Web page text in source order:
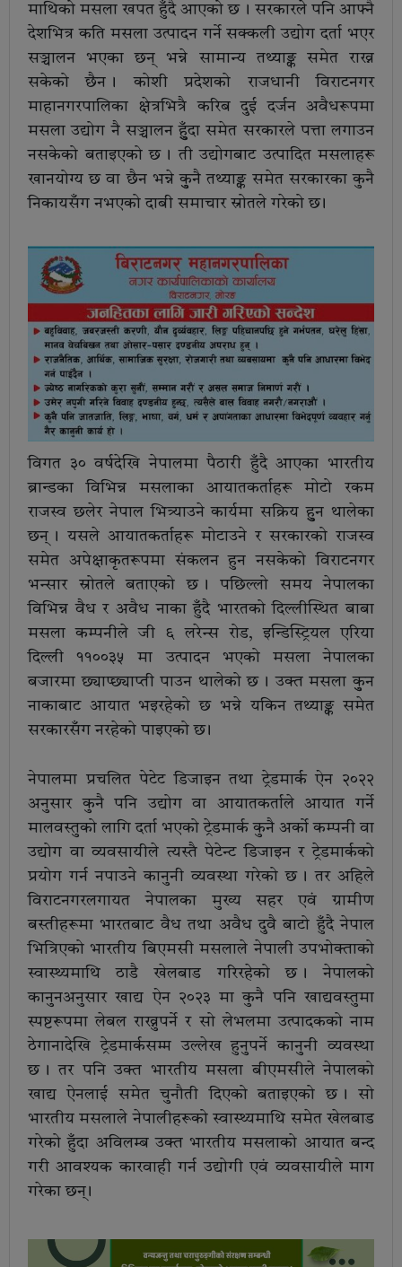
माथिको मसला खपत हुँदै आएको छ । सरकारले पनि आफ्नै
देशभित्र कति मसला उत्पादन गर्ने सक्कली उद्योग दर्ता भएर
सञ्चालन भएका छन् भन्ने सामान्य तथ्याङ्क समेत राख्न
सकेको छैन । कोशी प्रदेशको राजधानी विराटनगर
माहानगरपालिका क्षेत्रभित्रै करिब दुई दर्जन अवैधरूपमा
मसला उद्योग नै सञ्चालन हुुँदा समेत सरकारले पत्ता लगाउन
नसकेको बताइएको छ । ती उद्योगबाट उत्पादित मसलाहरू
खानयोग्य छ वा छैन भन्ने कुुनै तथ्याङ्क समेत सरकारका कुनै
निकायसँग नभएको दाबी समाचार स्रोतले गरेको छ ।
विगत ३० वर्षदेखि नेपालमा पैठारी हुँदै आएका भारतीय
ब्रान्डका विभिन्न मसलाका आयातकर्ताहरू मोटो रकम
राजस्व छलेर नेपाल भित्र्याउने कार्यमा सक्रिय हुुन थालेका
छन् । यसले आयातकर्ताहरू मोटाउने र सरकारको राजस्व
समेत अपेक्षाकृतरूपमा संकलन हुन नसकेको विराटनगर
भन्सार स्रोतले बताएको छ । पछिल्लो समय नेपालका
विभिन्न वैध र अवैध नाका हुँदै भारतको दिल्लीस्थित बाबा
मसला कम्पनीले जी ६ लरेन्स रोड, इन्डिस्ट्रियल एरिया
दिल्ली ११००३५ मा उत्पादन भएको मसला नेपालका
बजारमा छ्याप्छ्याप्ती पाउन थालेको छ । उक्त मसला कुुन
नाकाबाट आयात भइरहेको छ भन्ने यकिन तथ्याङ्क समेत
सरकारसँग नरहेको पाइएको छ ।
नेपालमा प्रचलित पेटेट डिजाइन तथा ट्रेडमार्क ऐन २०२२
अनुसार कुनै पनि उद्योग वा आयातकर्ताले आयात गर्ने
मालवस्तुको लागि दर्ता भएको ट्रेडमार्क कुनै अर्काे कम्पनी वा
उद्योग वा व्यवसायीले त्यस्तै पेटेन्ट डिजाइन र ट्रेडमार्कको
प्रयोग गर्न नपाउने कानुनी व्यवस्था गरेको छ । तर अहिले
विराटनगरलगायत नेपालका मुख्य सहर एवं ग्रामीण
बस्तीहरूमा भारतबाट वैध तथा अवैध दुवै बाटो हुँदै नेपाल
भित्रिएको भारतीय बिएमसी मसलाले नेपाली उपभोक्ताको
स्वास्थ्यमाथि ठाडै खेलबाड गरिरहेको छ । नेपालको
कानुनअनुसार खाद्य ऐन २०२३ मा कुनै पनि खाद्यवस्तुमा
स्पष्टरूपमा लेबल राख्नुपर्ने र सो लेभलमा उत्पादकको नाम
ठेगानादेखि ट्रेडमार्कसम्म उल्लेख हुनुपर्ने कानुनी व्यवस्था
छ । तर पनि उक्त भारतीय मसला बीएमसीले नेपालको
खाद्य ऐनलाई समेत चुनौती दिएको बताइएको छ । सो
भारतीय मसलाले नेपालीहरूको स्वास्थ्यमाथि समेत खेलबाड
गरेको हुँदा अविलम्ब उक्त भारतीय मसलाको आयात बन्द
गरी आवश्यक कारवाही गर्न उद्योगी एवं व्यवसायीले माग
गरेका छन् ।